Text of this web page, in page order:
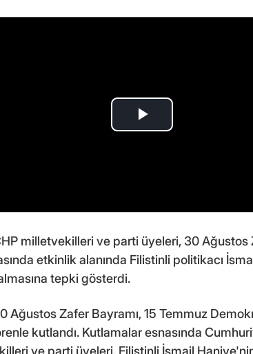
milletvekilleri ve parti üyeleri, 30 Ağustos
etkinlik alanında Filistinli politikacı
tepki gösterdi.
Ağustos Zafer Bayramı, 15 Temmuz
kutlandı. Kutlamalar esnasında
ve parti üyeleri, Filistinli İsmail